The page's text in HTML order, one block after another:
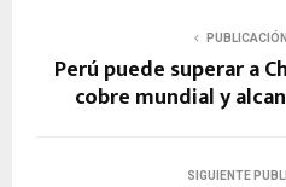
Perú puede superar a
cobre mundial y
SIGUIENTE